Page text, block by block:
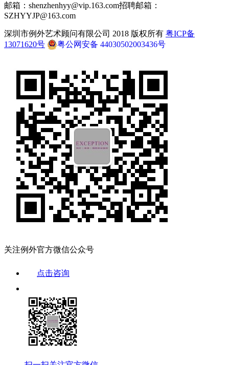
邮箱：shenzhenhyy@vip.163.com招聘邮箱：
SZHYYJP@163.com
深圳市例外艺术顾问有限公司 2018 版权所有 粤ICP备
13071620号
粤公网安备 44030502003436号
关注例外官方微信公众号
点击咨询